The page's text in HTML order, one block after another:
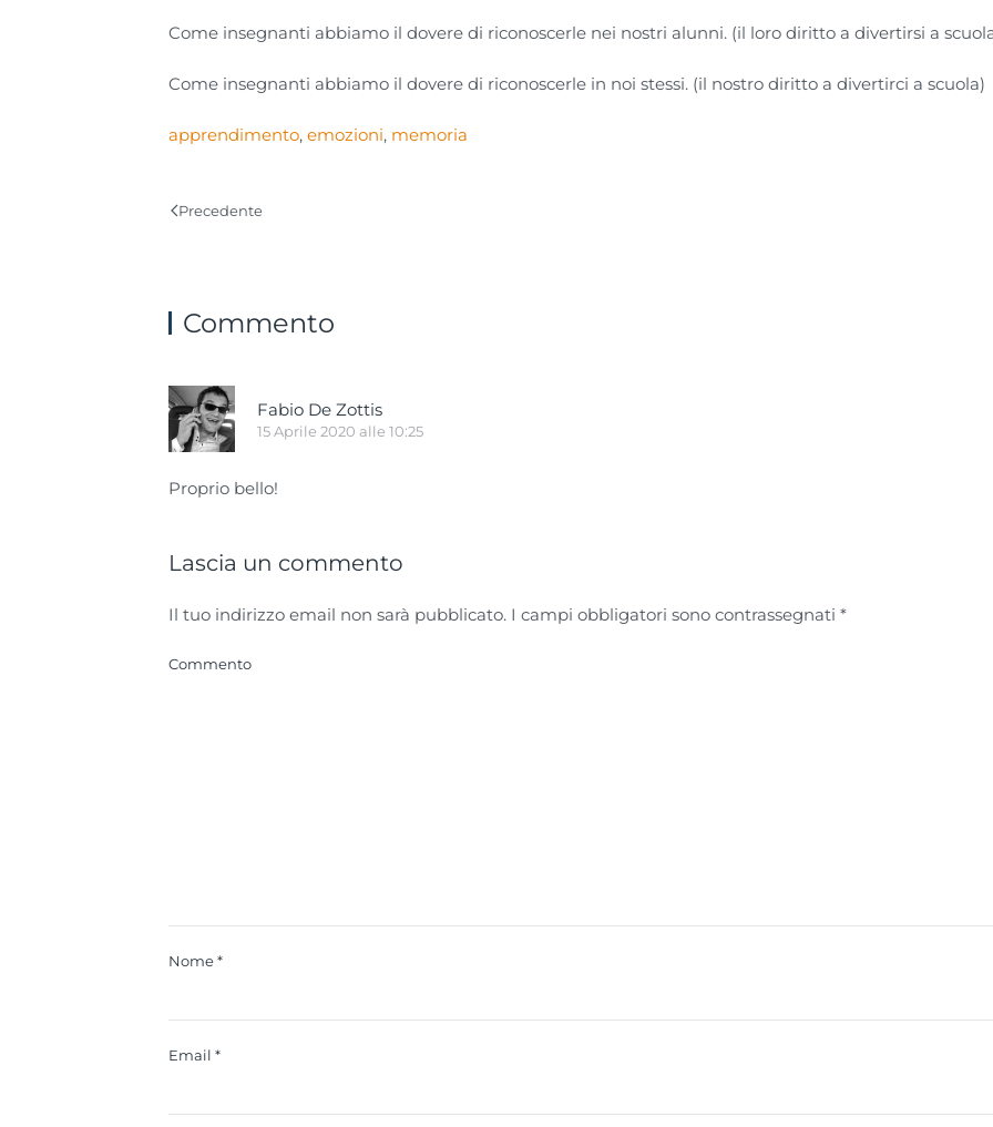
Come insegnanti abbiamo il dovere di riconoscerle nei nostri alunni. (il loro diritto a divertirsi a
Come insegnanti abbiamo il dovere di riconoscerle in noi stessi. (il nostro diritto a divertirci a scuola)
apprendimento, emozioni, memoria
Precedente
Commento
Fabio De Zottis
15 Aprile 2020 alle 10:25
Proprio bello!
Lascia un commento
Il tuo indirizzo email non sarà pubblicato. I campi obbligatori sono contrassegnati *
Commento
Nome*
Email *